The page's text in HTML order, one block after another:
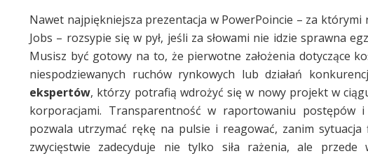
Nawet najpiękniejsza prezentacja w PowerPoincie – za
Jobs – rozsypie się w pył, jeśli za słowami nie idzie sprawna
Musisz być gotowy na to, że pierwotne założenia dotyczące
niespodziewanych ruchów rynkowych lub działań
ekspertów, którzy potrafią wdrożyć się w nowy projekt w
korporacjami. Transparentność w raportowaniu postępów
pozwala utrzymać rękę na pulsie i reagować, zanim
zwycięstwie zadecyduje nie tylko siła rażenia, ale